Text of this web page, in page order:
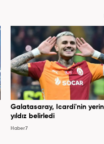
Galatasaray, Icardi'nin
yıldız belirledi
Haber7